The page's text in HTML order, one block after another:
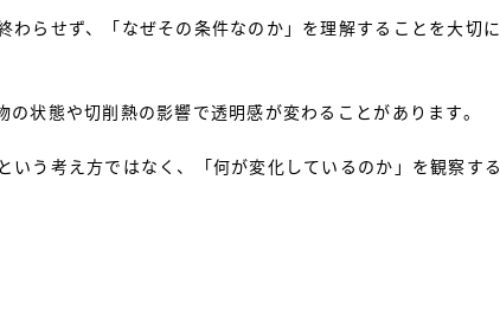
らせず、「なぜその条件なのか」を理解することを大切に
状態や切削熱の影響で透明感が変わることがあります。
う考え方ではなく、「何が変化しているのか」を観察する